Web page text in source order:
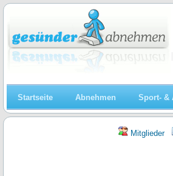
Startseite Abnehmen Sport- &
Mitglieder